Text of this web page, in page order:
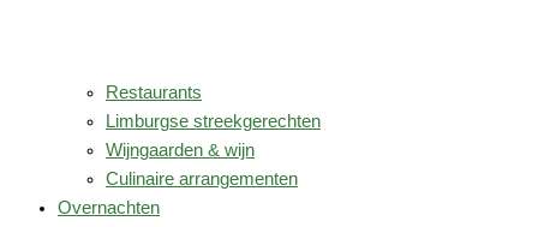
Restaurants
Limburgse streekgerechten
Wijngaarden & wijn
Culinaire arrangementen
Overnachten